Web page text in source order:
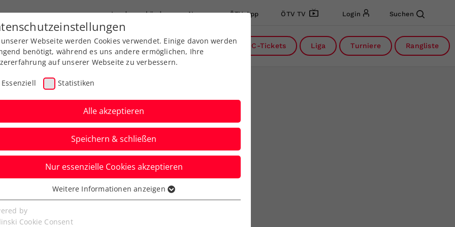
Landesverbände News ÖTV App ÖTV TV Login Suchen
Ausbildung Services Über uns DC-Tickets Liga Turniere Rangliste
ÖTV-Quartett
Webseite werden Cookies verwendet. Einige davon werden
benötigt, während es uns andere ermöglichen, Ihre
auf unserer Webseite zu verbessern.
Essenziell Statistiken
Alle akzeptieren
Speichern & schließen
Nur essenzielle Cookies akzeptieren
Cookies werden für grundlegende Funktionen der
benötigt. Dadurch ist gewährleistet, dass die Webseite
Weitere Informationen anzeigen
by
Cookie Consent